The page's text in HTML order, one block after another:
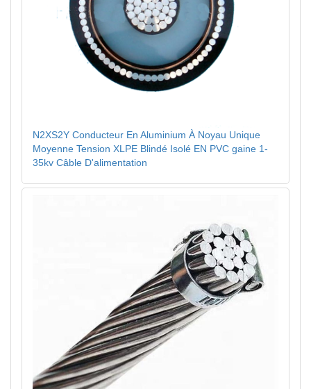
N2XS2Y Conducteur En Aluminium À Noyau Unique
Moyenne Tension XLPE Blindé Isolé EN PVC gaine 1-
35kv Câble D'alimentation